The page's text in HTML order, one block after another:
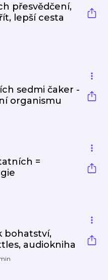
přesvědčení,
lepší cesta
sedmi čaker -
organismu
=
bohatství,
audiokniha